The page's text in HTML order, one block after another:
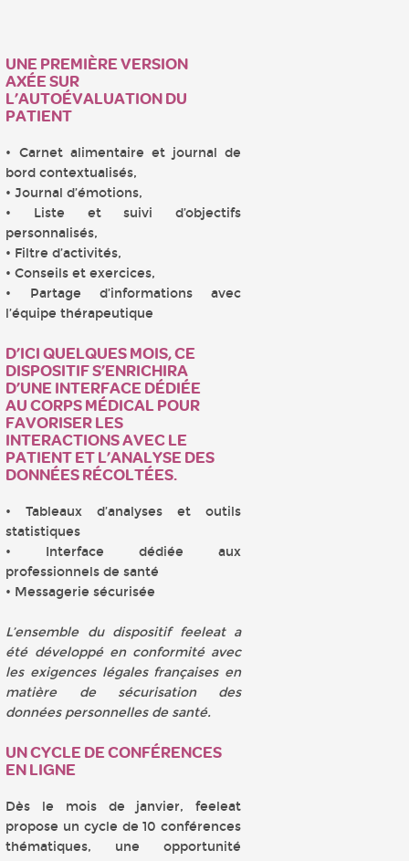
UNE PREMIÈRE VERSION
AXÉE SUR
L’AUTOÉVALUATION DU
PATIENT
• Carnet alimentaire et journal de
bord contextualisés,
• Journal d’émotions,
• Liste et suivi d’objectifs
personnalisés,
• Filtre d’activités,
• Conseils et exercices,
• Partage d’informations avec
l’équipe thérapeutique
D’ICI QUELQUES MOIS, CE
DISPOSITIF S’ENRICHIRA
D’UNE INTERFACE DÉDIÉE
AU CORPS MÉDICAL POUR
FAVORISER LES
INTERACTIONS AVEC LE
PATIENT ET L’ANALYSE DES
DONNÉES RÉCOLTÉES.
• Tableaux d’analyses et outils
statistiques
• Interface dédiée aux
professionnels de santé
• Messagerie sécurisée
L’ensemble du dispositif feeleat a
été développé en conformité avec
les exigences légales françaises en
matière de sécurisation des
données personnelles de santé.
UN CYCLE DE CONFÉRENCES
EN LIGNE
Dès le mois de janvier, feeleat
propose un cycle de 10 conférences
thématiques, une opportunité